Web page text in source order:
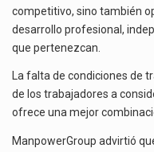
competitivo, sino también
desarrollo profesional,
que pertenezcan.
La falta de condiciones de
de los trabajadores a
ofrece una mejor
ManpowerGroup advirtió